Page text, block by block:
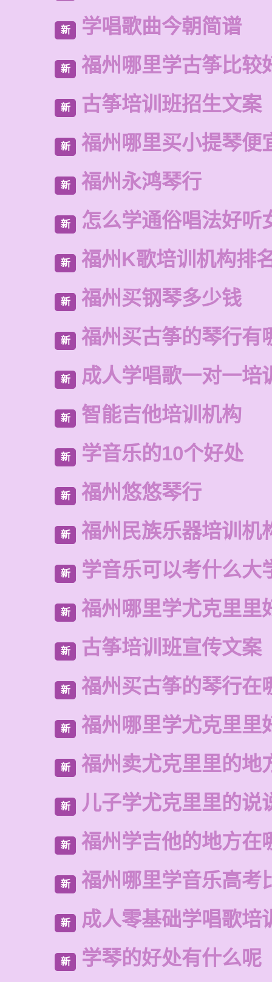
新 学唱歌曲今朝简谱
新 福州哪里学古筝比较
新 古筝培训班招生文案
新 福州哪里买小提琴便
新 福州永鸿琴行
新 怎么学通俗唱法好听
新 福州K歌培训机构排
新 福州买钢琴多少钱
新 福州买古筝的琴行有
新 成人学唱歌一对一培
新 智能吉他培训机构
新 学音乐的10个好处
新 福州悠悠琴行
新 福州民族乐器培训机
新 学音乐可以考什么大
新 福州哪里学尤克里里
新 古筝培训班宣传文案
新 福州买古筝的琴行在
新 福州哪里学尤克里里
新 福州卖尤克里里的地
新 儿子学尤克里里的说
新 福州学吉他的地方在
新 福州哪里学音乐高考
新 成人零基础学唱歌培
新 学琴的好处有什么呢